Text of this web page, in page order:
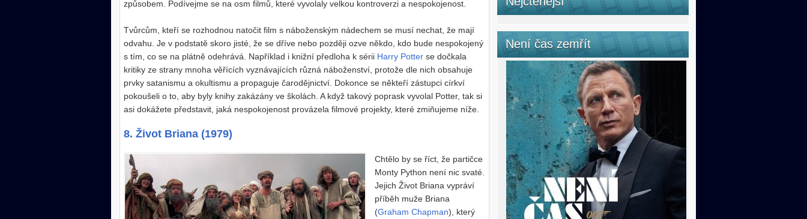
způsobem. Podívejme se na osm filmů, které vyvolaly velkou kontroverzi a nespokojenost.
Tvůrcům, kteří se rozhodnou natočit film s náboženským nádechem se musí nechat, že mají
odvahu. Je v podstatě skoro jisté, že se dříve nebo později ozve někdo, kdo bude nespokojený
s tím, co se na plátně odehrává. Například i knižní předloha k sérii Harry Potter se dočkala
kritiky ze strany mnoha věřících vyznávajících různá náboženství, protože dle nich obsahuje
prvky satanismu a okultismu a propaguje čarodějnictví. Dokonce se někteří zástupci církví
pokoušeli o to, aby byly knihy zakázány ve školách. A když takový poprask vyvolal Potter, tak si
asi dokážete představit, jaká nespokojenost provázela filmové projekty, které zmiňujeme níže.
8. Život Briana (1979)
Chtělo by se říct, že partičce
Monty Python není nic svaté.
Jejich Život Briana vypráví
příběh muže Briana
(Graham Chapman), který
Není čas zemřít